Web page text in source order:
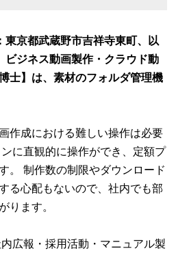
京都武蔵野市吉祥寺東町、以
ジネス動画製作・クラウド動
士】は、素材のフォルダ管理機
作成における難しい操作は必要
に直観的に操作ができ、定額プ
。 制作数の制限やダウンロード
る心配もないので、社内でも部
ります。
広報・採用活動・マニュアル製